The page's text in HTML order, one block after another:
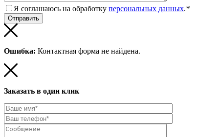
Я соглашаюсь на обработку персональных данных.*
Ошибка: Контактная форма не найдена.
Заказать в один клик